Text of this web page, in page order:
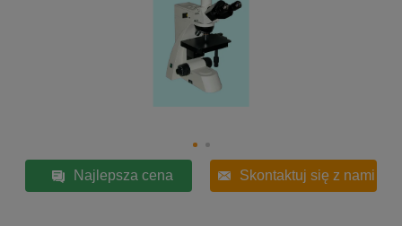
Najlepsza cena Skontaktuj się z nami